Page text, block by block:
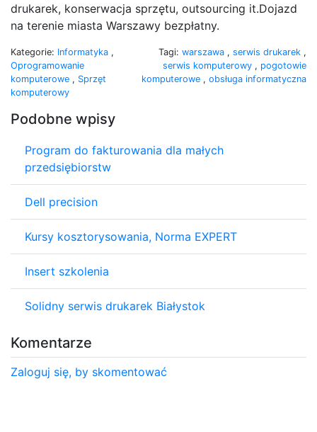
drukarek, konserwacja sprzętu, outsourcing it.Dojazd
na terenie miasta Warszawy bezpłatny.
Kategorie: Informatyka ,
Oprogramowanie
komputerowe , Sprzęt
komputerowy
Tagi: warszawa , serwis drukarek ,
serwis komputerowy , pogotowie
komputerowe , obsługa informatyczna
Podobne wpisy
Program do fakturowania dla małych
przedsiębiorstw
Dell precision
Kursy kosztorysowania, Norma EXPERT
Insert szkolenia
Solidny serwis drukarek Białystok
Komentarze
Zaloguj się, by skomentować